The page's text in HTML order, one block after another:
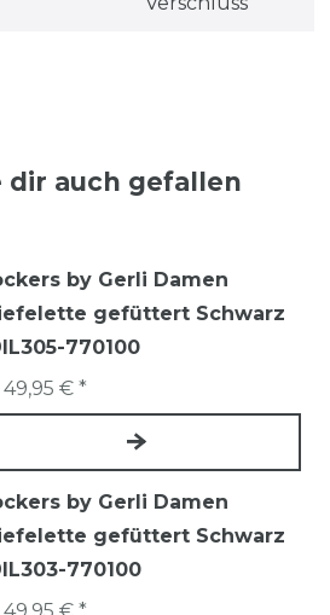
dir auch gefallen
by Gerli Damen
gefüttert Schwarz
770100
49,95 € *
by Gerli Damen
gefüttert Schwarz
770100